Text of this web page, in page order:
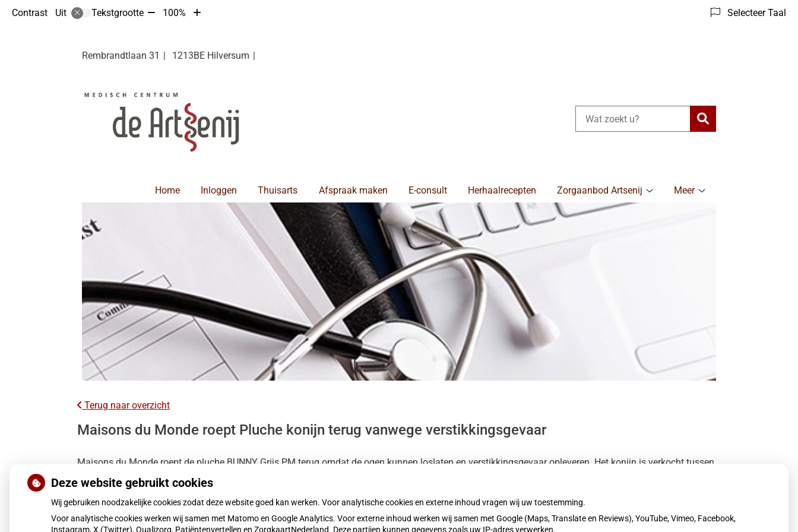
Contrast Uit Tekstgrootte Tekst
10%
100%
Tekst
10%
Selecteer Taal
Rembrandtlaan 31 1213BE Hilversum
Zoeken
Home Inloggen Thuisarts Afspraak maken E-consult Herhaalrecepten
Zorgaanbod Artsenij
Meer
Terug naar overzicht
Maisons du Monde roept Pluche konijn terug vanwege verstikkingsgevaar
Maisons du Monde roept de pluche BUNNY Grijs PM terug omdat de ogen kunnen loslaten en verstikkingsgevaar opleveren. Het konijn is verkocht tussen
augustus 2023 en november 2025. Ouders wordt geadviseerd het product niet te gebruiken en terug te brengen voor terugbetaling.
Lees het hele artikel op: Nationale zorggids
Publicatiedatum:20-01-2026
Deze website gebruikt cookies
Wij gebruiken noodzakelijke cookies zodat deze website goed kan werken. Voor analytische cookies en externe inhoud vragen wij uw toestemming.
Voor analytische cookies werken wij samen met Matomo en Google Analytics. Voor externe inhoud werken wij samen met Google (Maps, Translate en Reviews), YouTube, Vimeo, Facebook,
Instagram, X (Twitter), Qualizorg, Patiëntenvertellen en ZorgkaartNederland. Deze partijen kunnen gegevens zoals uw IP-adres verwerken.